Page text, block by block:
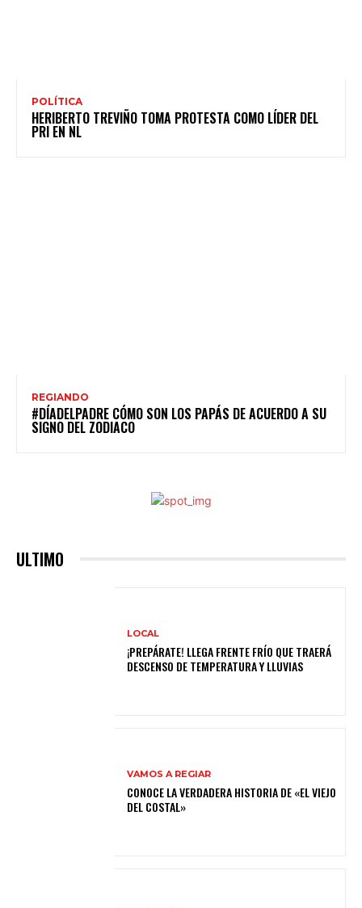
POLÍTICA
HERIBERTO TREVIÑO TOMA PROTESTA COMO LÍDER DEL
PRI EN NL
REGIANDO
#DÍADELPADRE CÓMO SON LOS PAPÁS DE ACUERDO A SU
SIGNO DEL ZODIACO
ULTIMO
LOCAL
¡PREPÁRATE! LLEGA FRENTE FRÍO QUE TRAERÁ
DESCENSO DE TEMPERATURA Y LLUVIAS
VAMOS A REGIAR
CONOCE LA VERDADERA HISTORIA DE «EL VIEJO
DEL COSTAL»